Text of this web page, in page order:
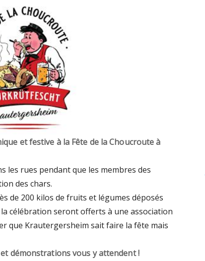
et festive à la Fête de la Choucroute à
les rues pendant que les membres des
des chars.
de 200 kilos de fruits et légumes déposés
célébration seront offerts à une association
que Krautergersheim sait faire la fête mais
démonstrations vous y attendent !